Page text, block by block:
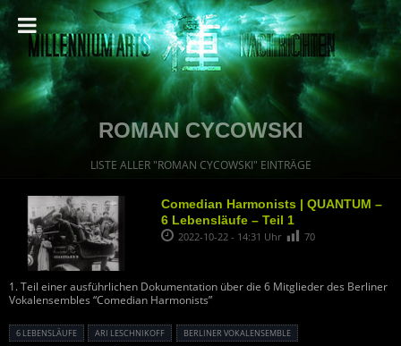
ROMAN CYCOWSKI
LISTE ALLER "ROMAN CYCOWSKI" EINTRÄGE
Comedian Harmonists | QUANTUM –
6 Lebensläufe – Teil 1
2022-10-22 - 14:31 Uhr 70
1. Teil einer ausführlichen Dokumentation über die 6 Mitglieder des Berliner
Vokalensembles “Comedian Harmonists”
6 LEBENSLÄUFE ARI LESCHNIKOFF
BERLINER VOKALENSEMBLE